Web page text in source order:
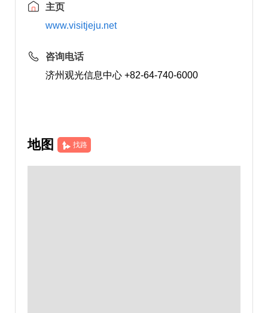
主页
www.visitjeju.net
咨询电话
济州观光信息中心 +82-64-740-6000
地图 找路